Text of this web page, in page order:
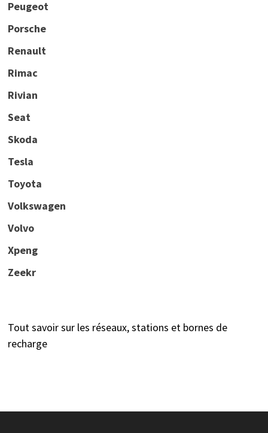
Peugeot
Porsche
Renault
Rimac
Rivian
Seat
Skoda
Tesla
Toyota
Volkswagen
Volvo
Xpeng
Zeekr
Tout savoir sur les réseaux, stations et bornes de
recharge